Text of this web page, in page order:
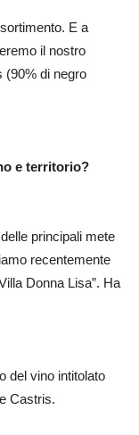
E a
il nostro
(90% di negro
e territorio?
principali mete
recentemente
Donna Lisa”. Ha
del vino intitolato
Castris.